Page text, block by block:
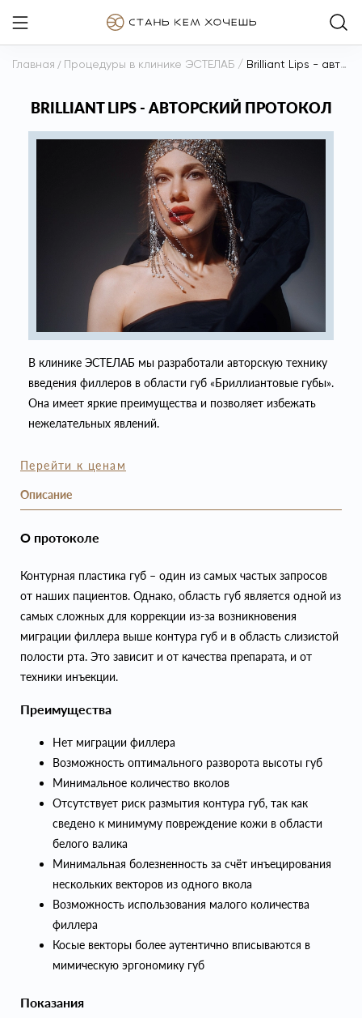
Главная / Процедуры в клинике ЭСТЕЛАБ / Brilliant Lips - авторский протокол
BRILLIANT LIPS - АВТОРСКИЙ ПРОТОКОЛ
В клинике ЭСТЕЛАБ мы разработали авторскую технику
введения филлеров в области губ «Бриллиантовые губы».
Она имеет яркие преимущества и позволяет избежать
нежелательных явлений.
Перейти к ценам
Описание
О протоколе
Контурная пластика губ – один из самых частых запросов
от наших пациентов. Однако, область губ является одной из
самых сложных для коррекции из-за возникновения
миграции филлера выше контура губ и в область слизистой
полости рта. Это зависит и от качества препарата, и от
техники инъекции.
Преимущества
Нет миграции филлера
Возможность оптимального разворота высоты губ
Минимальное количество вколов
Отсутствует риск размытия контура губ, так как
сведено к минимуму повреждение кожи в области
белого валика
Минимальная болезненность за счёт инъецирования
нескольких векторов из одного вкола
Возможность использования малого количества
филлера
Косые векторы более аутентично вписываются в
мимическую эргономику губ
Показания